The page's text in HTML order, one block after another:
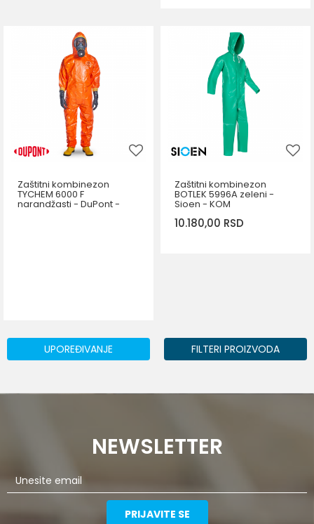
Zaštitni kombinezon
TYCHEM 6000 F
narandžasti - DuPont -
Zaštitni kombinezon
BOTLEK 5996A zeleni -
Sioen - KOM
10.180,00 RSD
UPOREĐIVANJE FILTERI PROIZVODA
NEWSLETTER
PRIJAVITE SE